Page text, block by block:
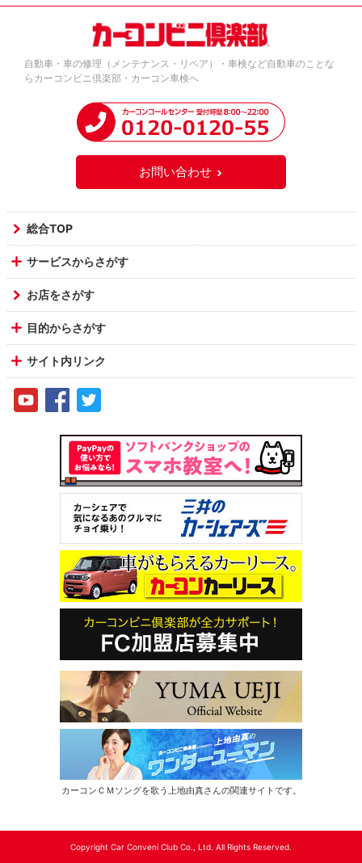
自動車・車の修理（メンテナンス・リペア）・車検など自動車のことな
らカーコンビニ倶楽部・カーコン車検へ
お問い合わせ
総合TOP
サービスからさがす
お店をさがす
目的からさがす
サイト内リンク
カーコンＣＭソングを歌う上地由真さんの関連サイトです。
Copyright Car Conveni Club Co., Ltd. All Rights Reserved.